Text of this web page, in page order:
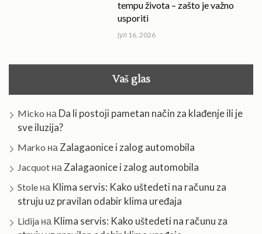
tempu života – zašto je važno
usporiti
јул 16, 2026
Vaš glas
Micko на Da li postoji pametan način za klađenje ili je
sve iluzija?
Marko на Zalagaonice i zalog automobila
Jacquot на Zalagaonice i zalog automobila
Stole на Klima servis: Kako uštedeti na računu za
struju uz pravilan odabir klima uređaja
Lidija на Klima servis: Kako uštedeti na računu za